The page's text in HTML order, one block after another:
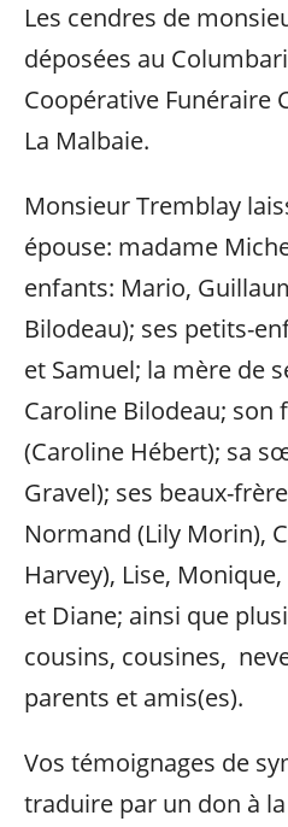
Les cendres de
déposées au
Coopérative Funéraire
La Malbaie.
Monsieur Tremblay
épouse: madame
enfants: Mario,
Bilodeau); ses petits-
et Samuel; la mère de
Caroline Bilodeau; son
(Caroline Hébert); sa
Gravel); ses beaux-
Normand (Lily Morin),
Harvey), Lise,
et Diane; ainsi que
cousins, cousines,
parents et amis(es).
Vos témoignages de
traduire par un don à la